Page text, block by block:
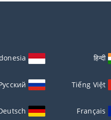
हिन्दी
Tiếng Việt
Français